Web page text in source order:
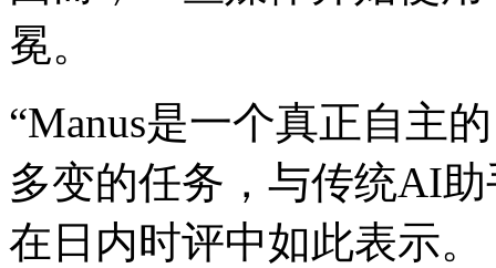
冕。
“Manus是一个真正自主
多变的任务，与传统AI
在日内时评中如此表示。